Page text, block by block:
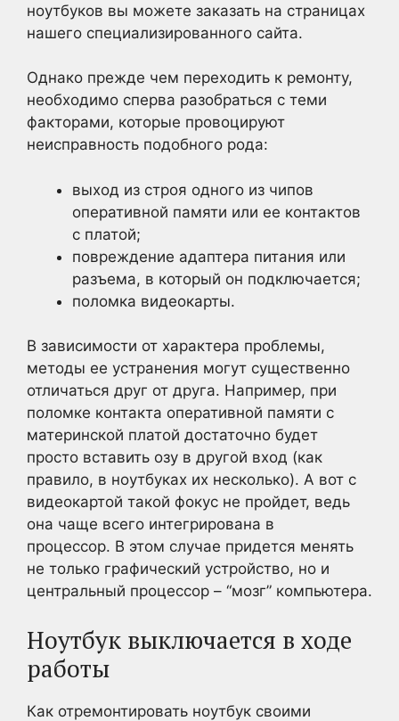
ноутбуков вы можете заказать на страницах
нашего специализированного сайта.
Однако прежде чем переходить к ремонту,
необходимо сперва разобраться с теми
факторами, которые провоцируют
неисправность подобного рода:
выход из строя одного из чипов
оперативной памяти или ее контактов
с платой;
повреждение адаптера питания или
разъема, в который он подключается;
поломка видеокарты.
В зависимости от характера проблемы,
методы ее устранения могут существенно
отличаться друг от друга. Например, при
поломке контакта оперативной памяти с
материнской платой достаточно будет
просто вставить озу в другой вход (как
правило, в ноутбуках их несколько). А вот с
видеокартой такой фокус не пройдет, ведь
она чаще всего интегрирована в
процессор. В этом случае придется менять
не только графический устройство, но и
центральный процессор – “мозг” компьютера.
Ноутбук выключается в ходе
работы
Как отремонтировать ноутбук своими